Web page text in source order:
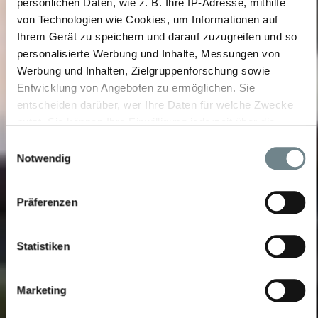
persönlichen Daten, wie z. B. Ihre IP-Adresse, mithilfe
von Technologien wie Cookies, um Informationen auf
Ihrem Gerät zu speichern und darauf zuzugreifen und so
personalisierte Werbung und Inhalte, Messungen von
Werbung und Inhalten, Zielgruppenforschung sowie
Entwicklung von Angeboten zu ermöglichen. Sie
entscheiden darüber, wer Ihre Daten für welche Zwecke
Trigger Symbol ändern oder widerrufen
Informationen über Ihre geografische Lage
können
Ihr Gerät durch aktives Scannen nach bestimmten
Erfahren Sie mehr darüber, wie Ihre persönlichen Daten
Notwendig
Präferenzen
Statistiken
Marketing